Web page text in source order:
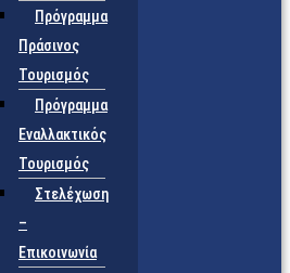
Πρόγραμμα
Πράσινος
Τουρισμός
Πρόγραμμα
Εναλλακτικός
Τουρισμός
Στελέχωση
–
Επικοινωνία